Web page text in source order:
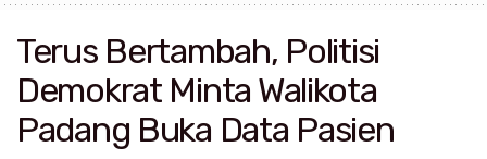
Terus Bertambah, Politisi
Demokrat Minta Walikota
Padang Buka Data Pasien